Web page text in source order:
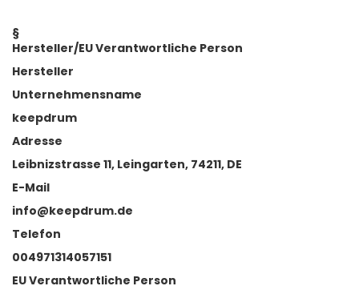
§
Hersteller/EU Verantwortliche Person
Hersteller
Unternehmensname
keepdrum
Adresse
Leibnizstrasse 11, Leingarten, 74211, DE
E-Mail
info@keepdrum.de
Telefon
004971314057151
EU Verantwortliche Person